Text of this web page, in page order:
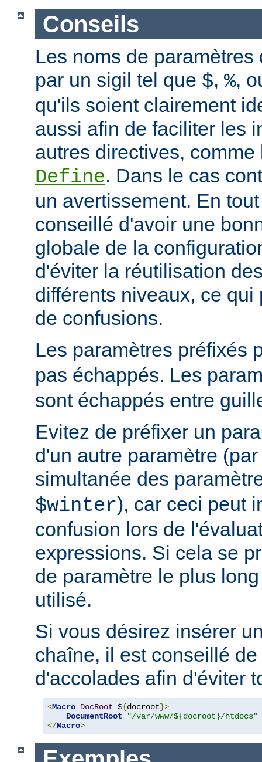
Conseils
Les noms de
par un sigil tel que $, %,
qu'ils soient clairement
aussi afin de faciliter les
autres directives,
Define. Dans le cas
un avertissement. En
conseillé d'avoir une
globale de la
d'éviter la réutilisation
différents niveaux, ce
de confusions.
Les paramètres préfixés
pas échappés. Les
sont échappés entre
Evitez de préfixer un
d'un autre paramètre
simultanée des
$winter), car ceci peut
confusion lors de
expressions. Si cela se
de paramètre le plus
utilisé.
Si vous désirez insérer
chaîne, il est conseillé
d'accolades afin d'éviter
<Macro DocRoot ${docroot}>
DocumentRoot
"/var/www/${docroot}/htdocs"
</Macro>